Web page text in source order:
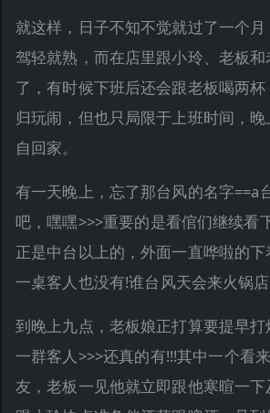
就这样，日子不知不觉就过了一个
驾轻就熟，而在店里跟小玲、老板
了，有时候下班后还会跟老板喝两
归玩闹，但也只局限于上班时间，
自回家。
有一天晚上，忘了那台风的名字==a
吧，嘿嘿>>>重要的是看倌们继续看
正是中台以上的，外面一直哗啦的
一桌客人也没有!谁台风天会来火锅
到晚上九点，老板娘正打算要提早
一群客人>>>还真的有!!!其中一个看
友，老板一见他就立即跟他寒暄一